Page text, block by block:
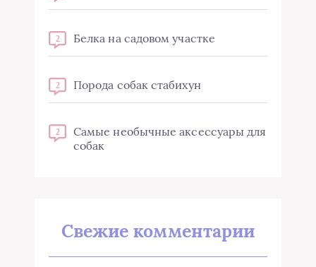
2 Белка на садовом участке
2 Порода собак стабихун
2
Самые необычные аксессуары для
собак
Свежие комментарии